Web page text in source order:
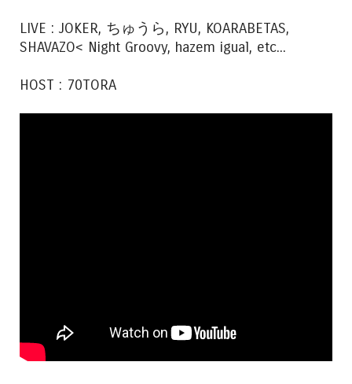
LIVE : JOKER, ちゅうら, RYU, KOARABETAS,
SHAVAZO< Night Groovy, hazem igual, etc...
HOST : 70TORA